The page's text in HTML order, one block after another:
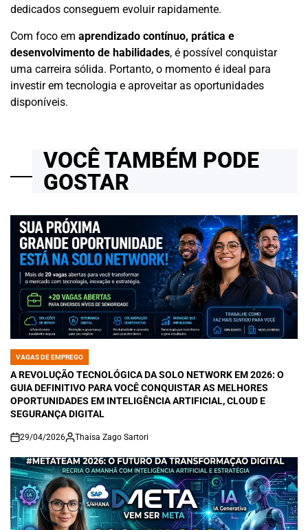
dedicados conseguem evoluir rapidamente.
Com foco em aprendizado contínuo, prática e
desenvolvimento de habilidades, é possível conquistar
uma carreira sólida. Portanto, o momento é ideal para
investir em tecnologia e aproveitar as oportunidades
disponíveis.
VOCÊ TAMBÉM PODE
GOSTAR
POSTED
IN
VAGAS DE EMPREGO
A REVOLUÇÃO TECNOLÓGICA DA SOLO NETWORK EM 2026: O
GUIA DEFINITIVO PARA VOCÊ CONQUISTAR AS MELHORES
OPORTUNIDADES EM INTELIGÊNCIA ARTIFICIAL, CLOUD E
SEGURANÇA DIGITAL
on
29/04/2026 Thaisa Zago Sartori